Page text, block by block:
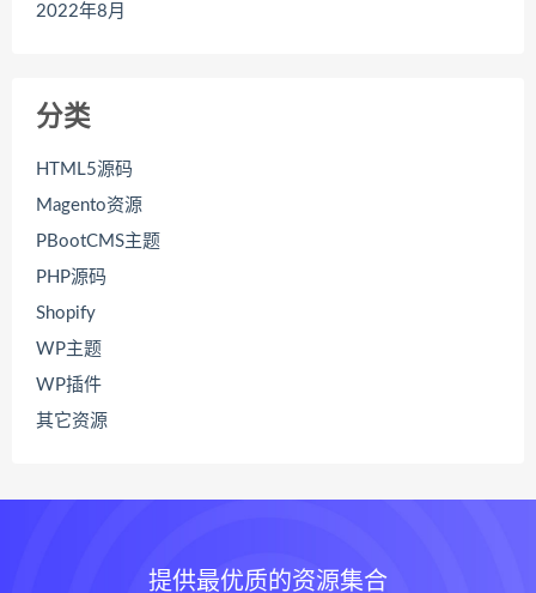
2022年8月
分类
HTML5源码
Magento资源
PBootCMS主题
PHP源码
Shopify
WP主题
WP插件
其它资源
提供最优质的资源集合